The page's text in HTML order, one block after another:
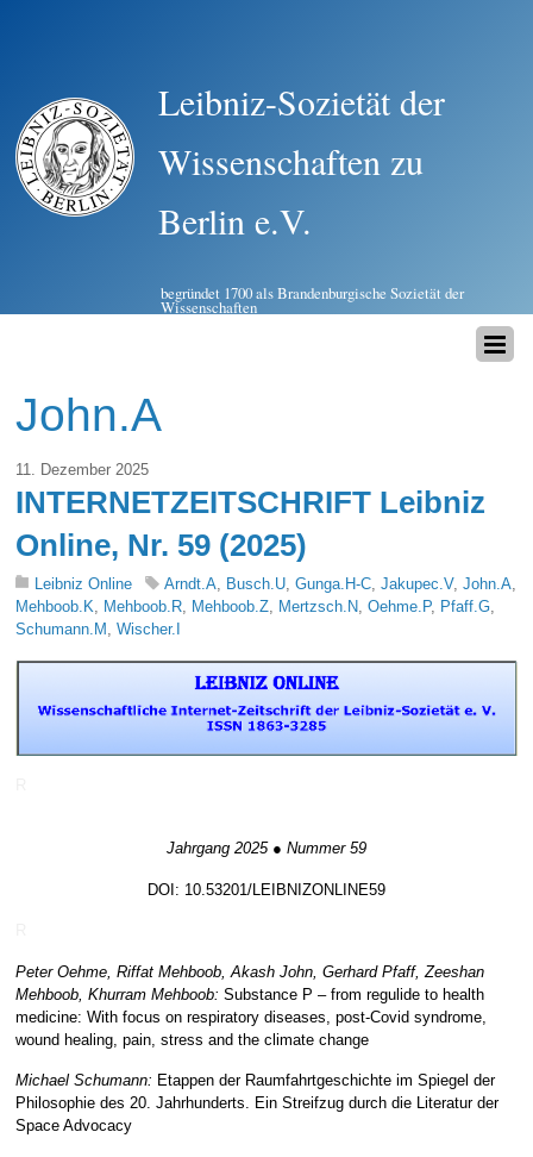
Leibniz-Sozietät der
Wissenschaften zu
Berlin e.V.
begründet 1700 als Brandenburgische Sozietät der
Wissenschaften
John.A
11. Dezember 2025
INTERNETZEITSCHRIFT Leibniz
Online, Nr. 59 (2025)
Leibniz Online Arndt.A, Busch.U,Gunga.H-C,Jakupec.V,John.A,
Mehboob.K, Mehboob.R, Mehboob.Z, Mertzsch.N,Oehme.P, Pfaff.G,
Schumann.M ,Wischer.I
Jahrgang 2025 ● Nummer 59
DOI: 10.53201/LEIBNIZONLINE59
Peter Oehme, Riffat Mehboob, Akash John, Gerhard Pfaff, Zeeshan
Mehboob, Khurram Mehboob:Substance P – from regulide to health
medicine: With focus on respiratory diseases, post-Covid syndrome,
wound healing, pain, stress and the climate change
Michael Schumann: Etappen der Raumfahrtgeschichte im Spiegel der
Philosophie des 20. Jahrhunderts. Ein Streifzug durch die Literatur der
Space Advocacy